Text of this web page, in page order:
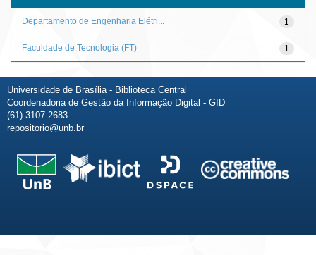
1
Departamento de Engenharia Elétri...
1
Faculdade de Tecnologia (FT)
Universidade de Brasília - Biblioteca Central
Coordenadoria de Gestão da Informação Digital - GID
(61) 3107-2683
repositorio@unb.br